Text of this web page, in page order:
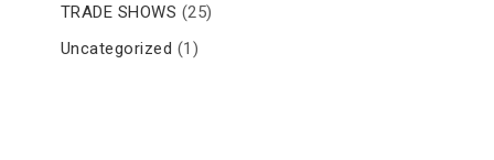
TRADE SHOWS (25)
Uncategorized (1)